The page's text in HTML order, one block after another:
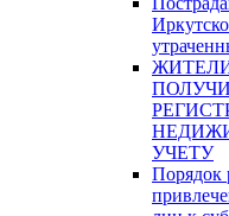
УЧЕТУ
Порядок